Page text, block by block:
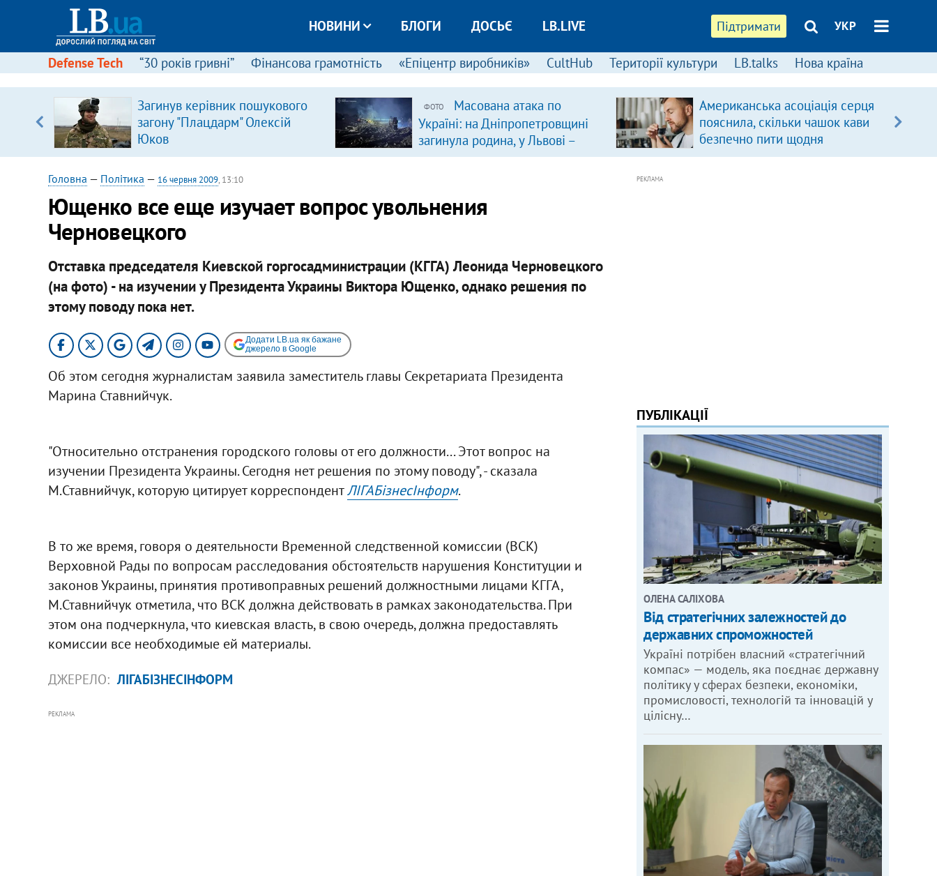
Підтримати УКР
НОВИНИ БЛОГИ ДОСЬЄ LB.LIVE
Defense Tech “30 років гривні” Фінансова грамотність «Епіцентр виробників» CultHub Території культури LB.talks Нова країна
Загинув керівник пошукового
загону "Плацдарм" Олексій
Юков
ФОТО
Масована атака по
Україні: на Дніпропетровщині
загинула родина, у Львові –
удар по багатоповерхівках
Американська асоціація серця
пояснила, скільки чашок кави
безпечно пити щодня
Головна — Політика — 16 червня 2009, 13:10
Ющенко все еще изучает вопрос увольнения
Черновецкого
Отставка председателя Киевской горгосадминистрации (КГГА) Леонида Черновецкого
(на фото) - на изучении у Президента Украины Виктора Ющенко, однако решения по
этому поводу пока нет.
Додати LB.ua як бажане
джерело в Google
Об этом сегодня журналистам заявила заместитель главы Секретариата Президента
Марина Ставнийчук.
"Относительно отстранения городского головы от его должности... Этот вопрос на
изучении Президента Украины. Сегодня нет решения по этому поводу", - сказала
М.Ставнийчук, которую цитирует корреспондентЛІГАБізнесІнформ.
В то же время, говоря о деятельности Временной следственной комиссии (ВСК)
Верховной Рады по вопросам расследования обстоятельств нарушения Конституции и
законов Украины, принятия противоправных решений должностными лицами КГГА,
М.Ставнийчук отметила, что ВСК должна действовать в рамках законодательства. При
этом она подчеркнула, что киевская власть, в свою очередь, должна предоставлять
комиссии все необходимые ей материалы.
ДЖЕРЕЛО: ЛІГАБІЗНЕСІНФОРМ
РЕКЛАМА
РЕКЛАМА
ПУБЛІКАЦІЇ
ОЛЕНА САЛІХОВА
Від стратегічних залежностей до
державних спроможностей
Україні потрібен власний «стратегічний
компас» — модель, яка поєднає державну
політику у сферах безпеки, економіки,
промисловості, технологій та інновацій у
цілісну…